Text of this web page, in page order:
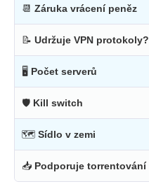
📆 Záruka vrácení peněz
📝 Udržuje VPN protokoly?
🖥 Počet serverů
🛡 Kill switch
🗺 Sídlo v zemi
📥 Podporuje torrentování